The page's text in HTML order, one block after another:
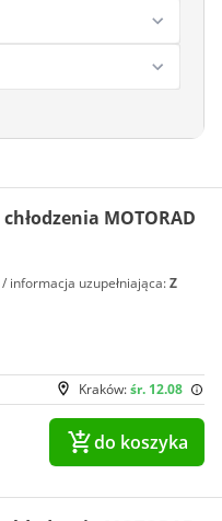
MOTORAD
informacja uzupełniająca:Z
Kraków:śr. 12.08
do koszyka